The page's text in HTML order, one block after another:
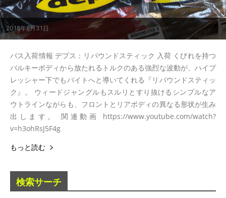
2018年8月31日
バス入荷情報 デプス：リバウンドスティック 入荷 くびれを持つ
バルキーボディから放たれるトルクのある強烈な波動が、ハイプ
レッシャー下でもバイトへと導いてくれる『リバウンドスティッ
ク』。 ウィードジャングルもスルリとすり抜けるシンプルなア
ウトラインながらも、フロントとリアボディの異なる形状が生み
出します。 関連動画 https://www.youtube.com/watch?
v=h3ohRsJ5F4g
もっと読む
検索サーチ